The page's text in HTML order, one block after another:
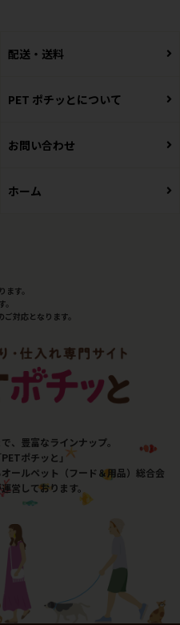
配送・送料
PET ポチッとについて
お問い合わせ
ホーム
す。
対応となります。
、豊富なラインナップ。
ポチッと」
ールペット（フード＆用品）総合会
営しております。